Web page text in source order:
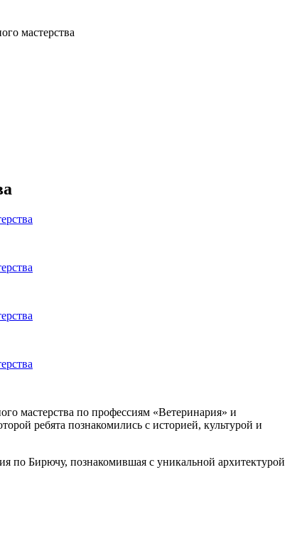
мастерства
мастерства по профессиям «Ветеринария» и
ребята познакомились с историей, культурой и
по Бирючу, познакомившая с уникальной архитектурой